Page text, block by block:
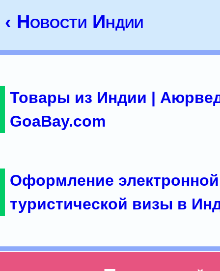
‹ Новости Индии
Товары из Индии |
GoaBay.com
Оформление электронной
туристической визы в